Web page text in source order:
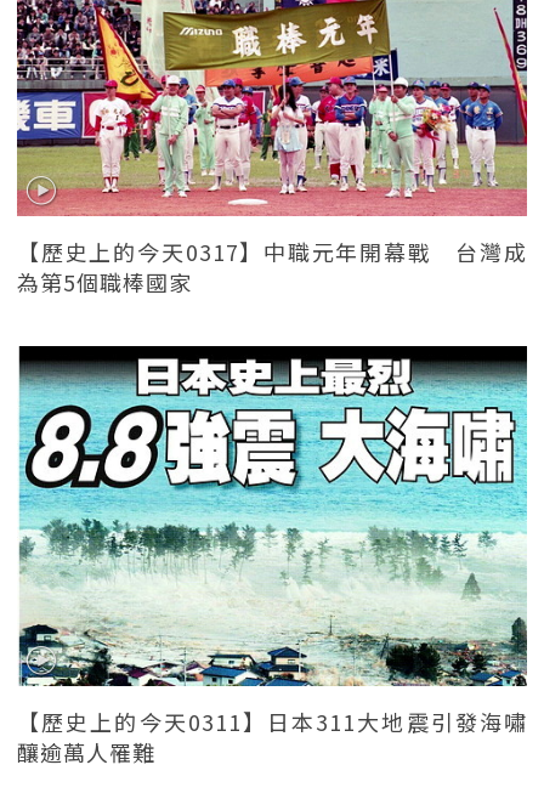
【歷史上的今天0317】中職元年開幕戰 台灣成
為第5個職棒國家
【歷史上的今天0311】日本311大地震引發海嘯
釀逾萬人罹難